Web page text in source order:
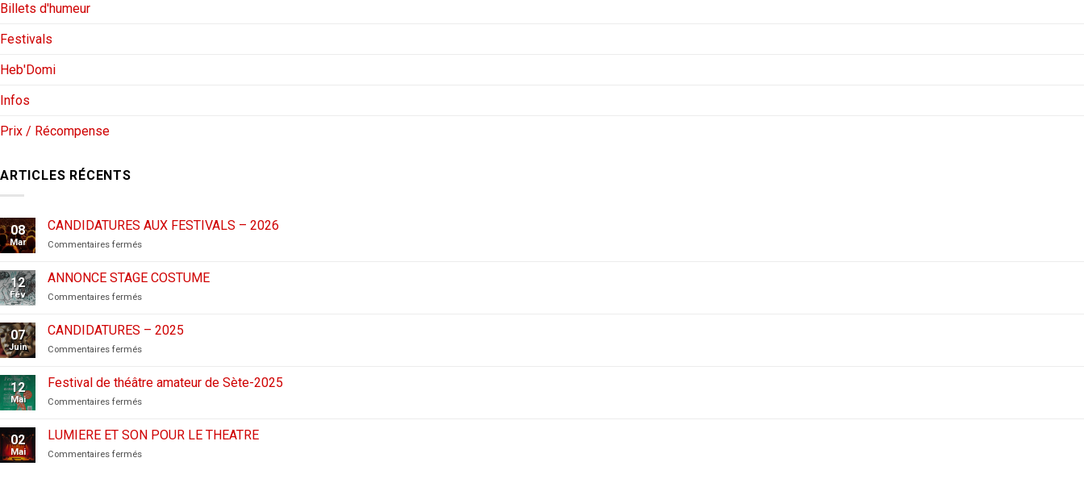
Billets d'humeur
Festivals
Heb'Domi
Infos
Prix / Récompense
ARTICLES RÉCENTS
08
Mar
CANDIDATURES AUX FESTIVALS – 2026
Commentaires ferméssur
AUX
FESTIVALS
–
12
Fév
ANNONCE STAGE COSTUME
Commentaires ferméssur
STAGE
COSTUME
07
Juin
CANDIDATURES – 2025
Commentaires ferméssur
2025
12
Mai
Festival de théâtre amateur de Sète-2025
Commentaires ferméssur
de
théâtre
amateur
02
Mai
LUMIERE ET SON POUR LE THEATRE
Commentaires ferméssur